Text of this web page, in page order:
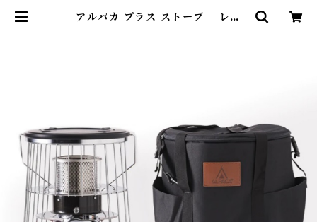
アルパカ プラス ストーブ レッ